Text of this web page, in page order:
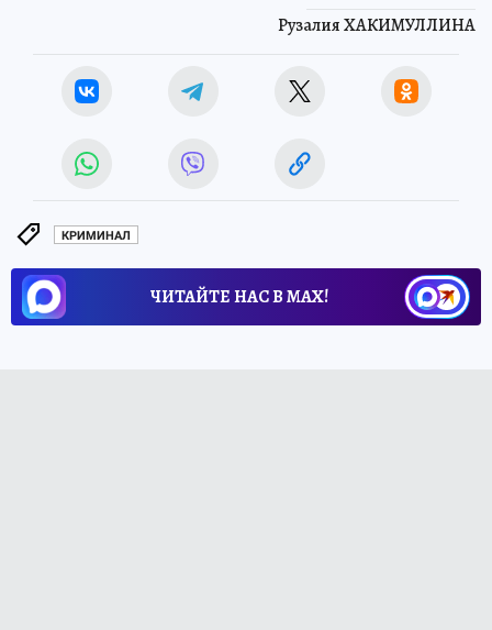
Рузалия ХАКИМУЛЛИНА
КРИМИНАЛ
ЧИТАЙТЕ НАС В МАХ!